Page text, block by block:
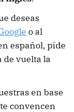
deseas
o al
español, pide
de vuelta la
en base
convencen